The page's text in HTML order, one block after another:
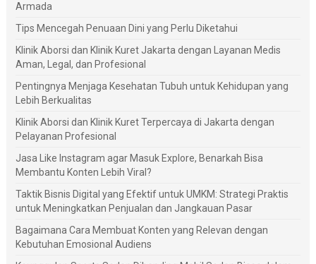
Armada
Tips Mencegah Penuaan Dini yang Perlu Diketahui
Klinik Aborsi dan Klinik Kuret Jakarta dengan Layanan Medis
Aman, Legal, dan Profesional
Pentingnya Menjaga Kesehatan Tubuh untuk Kehidupan yang
Lebih Berkualitas
Klinik Aborsi dan Klinik Kuret Terpercaya di Jakarta dengan
Pelayanan Profesional
Jasa Like Instagram agar Masuk Explore, Benarkah Bisa
Membantu Konten Lebih Viral?
Taktik Bisnis Digital yang Efektif untuk UMKM: Strategi Praktis
untuk Meningkatkan Penjualan dan Jangkauan Pasar
Bagaimana Cara Membuat Konten yang Relevan dengan
Kebutuhan Emosional Audiens